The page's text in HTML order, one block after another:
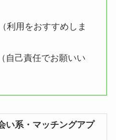
利用をおすすめしま
自己責任でお願いい
い系・マッチングアプ